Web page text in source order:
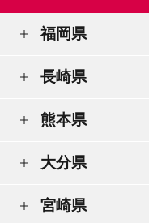
福岡県
長崎県
熊本県
大分県
宮崎県